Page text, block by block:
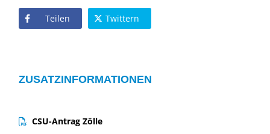
Teilen Twittern
ZUSATZINFORMATIONEN
CSU-Antrag Zölle